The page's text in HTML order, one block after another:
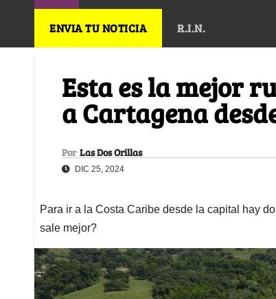
ENVIA TU NOTICIA R.I.N.
Esta es la mejor
a Cartagena
Por Las Dos Orillas
DIC 25, 2024
Para ir a la Costa Caribe desde la capital hay
sale mejor?